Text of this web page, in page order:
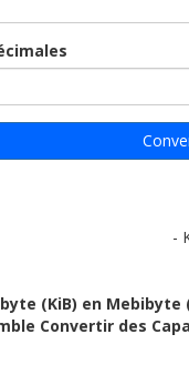
-
(KiB) en Mebibyte
Convertir des